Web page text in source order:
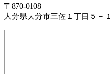
〒870-0108
大分県大分市三佐１丁目５－